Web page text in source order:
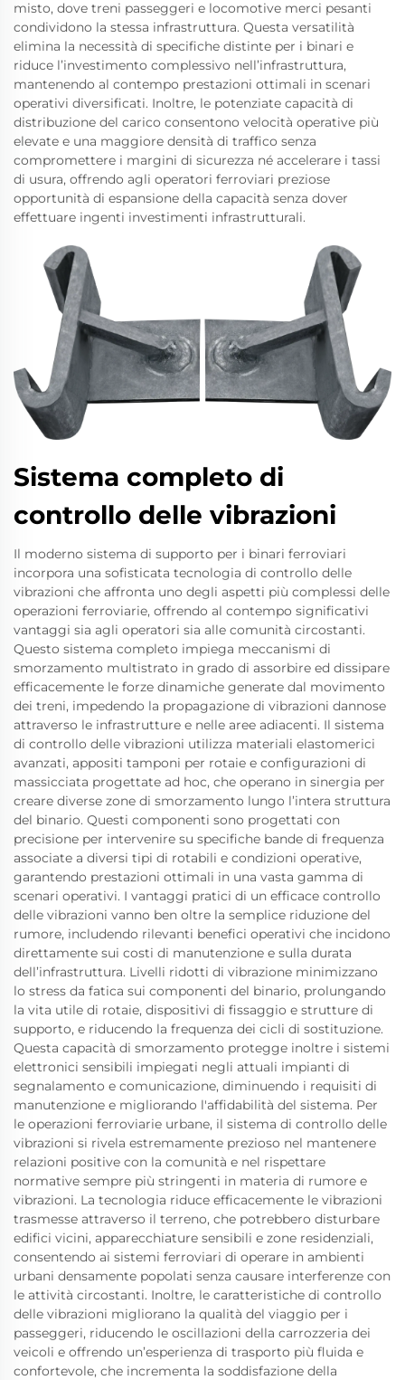
misto, dove treni passeggeri e locomotive merci pesanti
condividono la stessa infrastruttura. Questa versatilità
elimina la necessità di specifiche distinte per i binari e
riduce l’investimento complessivo nell’infrastruttura,
mantenendo al contempo prestazioni ottimali in scenari
operativi diversificati. Inoltre, le potenziate capacità di
distribuzione del carico consentono velocità operative più
elevate e una maggiore densità di traffico senza
compromettere i margini di sicurezza né accelerare i tassi
di usura, offrendo agli operatori ferroviari preziose
opportunità di espansione della capacità senza dover
effettuare ingenti investimenti infrastrutturali.
Sistema completo di
controllo delle vibrazioni
Il moderno sistema di supporto per i binari ferroviari
incorpora una sofisticata tecnologia di controllo delle
vibrazioni che affronta uno degli aspetti più complessi delle
operazioni ferroviarie, offrendo al contempo significativi
vantaggi sia agli operatori sia alle comunità circostanti.
Questo sistema completo impiega meccanismi di
smorzamento multistrato in grado di assorbire ed dissipare
efficacemente le forze dinamiche generate dal movimento
dei treni, impedendo la propagazione di vibrazioni dannose
attraverso le infrastrutture e nelle aree adiacenti. Il sistema
di controllo delle vibrazioni utilizza materiali elastomerici
avanzati, appositi tamponi per rotaie e configurazioni di
massicciata progettate ad hoc, che operano in sinergia per
creare diverse zone di smorzamento lungo l’intera struttura
del binario. Questi componenti sono progettati con
precisione per intervenire su specifiche bande di frequenza
associate a diversi tipi di rotabili e condizioni operative,
garantendo prestazioni ottimali in una vasta gamma di
scenari operativi. I vantaggi pratici di un efficace controllo
delle vibrazioni vanno ben oltre la semplice riduzione del
rumore, includendo rilevanti benefici operativi che incidono
direttamente sui costi di manutenzione e sulla durata
dell’infrastruttura. Livelli ridotti di vibrazione minimizzano
lo stress da fatica sui componenti del binario, prolungando
la vita utile di rotaie, dispositivi di fissaggio e strutture di
supporto, e riducendo la frequenza dei cicli di sostituzione.
Questa capacità di smorzamento protegge inoltre i sistemi
elettronici sensibili impiegati negli attuali impianti di
segnalamento e comunicazione, diminuendo i requisiti di
manutenzione e migliorando l'affidabilità del sistema. Per
le operazioni ferroviarie urbane, il sistema di controllo delle
vibrazioni si rivela estremamente prezioso nel mantenere
relazioni positive con la comunità e nel rispettare
normative sempre più stringenti in materia di rumore e
vibrazioni. La tecnologia riduce efficacemente le vibrazioni
trasmesse attraverso il terreno, che potrebbero disturbare
edifici vicini, apparecchiature sensibili e zone residenziali,
consentendo ai sistemi ferroviari di operare in ambienti
urbani densamente popolati senza causare interferenze con
le attività circostanti. Inoltre, le caratteristiche di controllo
delle vibrazioni migliorano la qualità del viaggio per i
passeggeri, riducendo le oscillazioni della carrozzeria dei
veicoli e offrendo un’esperienza di trasporto più fluida e
confortevole, che incrementa la soddisfazione della